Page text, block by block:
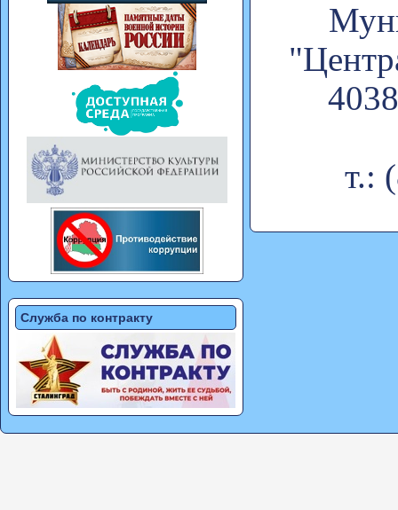
Служба по контракту
т.: